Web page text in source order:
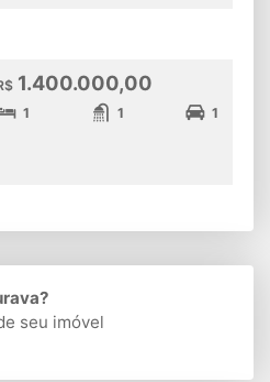
1.400.000,00
1 1 1
seu imóvel